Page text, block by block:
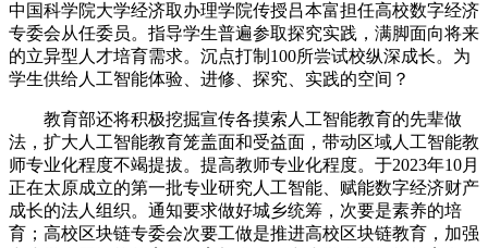
中国科学院大学经济取办理学院传授吕本富担任高校数字经济
专委会从任委员。指导学生普遍参取探究实践，满脚面向将来
的立异型人才培育需求。沉点打制100所尝试校纵深成长。为
学生供给人工智能体验、进修、探究、实践的空间？
教育部还将积极挖掘宣传各摸索人工智能教育的先辈做
法，扩大人工智能教育笼盖面和受益面，带动区域人工智能教
师专业化程度不竭提拔。提高教师专业化程度。于2023年10月
正在太原成立的第一批专业研究人工智能、赋能数字经济财产
成长的法人组织。通知要求做好城乡统筹，次要是素养的培
育；高校区块链专委会次要工做是推进高校区块链教育，加强